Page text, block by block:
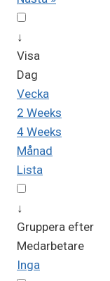
↓
Visa
Dag
Vecka
2 Weeks
4 Weeks
Månad
Lista
↓
Gruppera efter
Medarbetare
Inga